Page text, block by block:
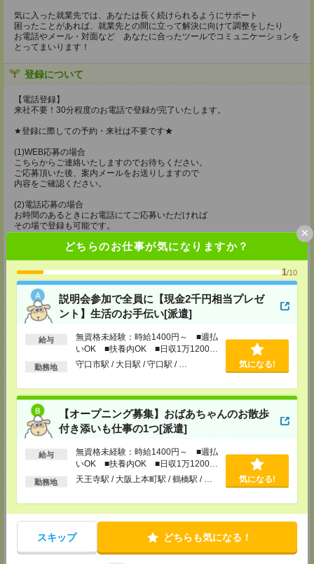
どちらのお仕事が気になりますか？
1/10
説明会参加で全員に【現金2千円相当プレゼ
ント】生活のお手伝い[派遣]
給与
無資格未経験：時給1400円～ ■週払
いOK ■扶養内OK ■日収1万1200円
以上
勤務地 守口市駅 / 大日駅 / 守口駅 / … 気になる!
【オープニング募集】おばあちゃんのお散歩
付き添いも仕事の1つ[派遣]
給与
無資格未経験：時給1400円～ ■週払
いOK ■扶養内OK ■日収1万1200円
以上
勤務地 天王寺駅 / 大阪上本町駅 / 鶴橋駅 / … 気になる!
スキップ どちらも気になる！
×
気に入った就業先では、あなたは長く続けられるようにサポート
困ったことがあれば、就業先との間に立って解決に向けて調整をしたり
お電話やメール・対面など あなたに合ったツールでコミュニケーションを
とってまいります！
登録について
【電話登録】
来社不要！30分程度のお電話で登録が完了いたします。
★登録に際しての予約・来社は不要です★
(1)WEB応募の場合
こちらからご連絡いたしますのでお待ちください。
ご応募頂いた後、案内メールをお送りしますので
内容をご確認ください。
(2)電話応募の場合
お時間のあるときにお電話にてご応募いただければ
その場で登録も可能です。
【電話登録】
弊社HPよりマイページ作成をお願いします
電話での登録の際に、マイページ作成をいただいた旨をお伝えください。
所要時間
【電話登録】30分程度
・経験やご希望などをインタビュー
・お仕事のご紹介など
登録場所
CS大阪支店
大阪府大阪市北区堂島2-2-2 近鉄堂島ビル11ＦMAP
TEL：0120-923-052
MAIL：CS_OSAKA@manpowergroup.jp
〒542-0076
大阪市中央区難波 2-2-3 御堂筋グランドビル 3F
担当：採用担当
CS京都支店
〒600-8008